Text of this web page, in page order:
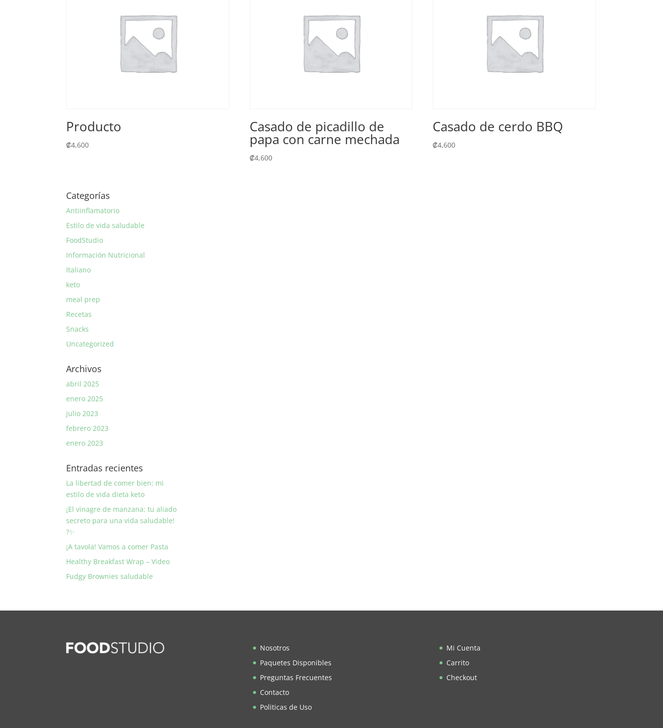
Producto
₡4,600
Casado de picadillo de
papa con carne mechada
₡4,600
Casado de cerdo BBQ
₡4,600
Categorías
Antiinflamatorio
Estilo de vida saludable
FoodStudio
Información Nutricional
Italiano
keto
meal prep
Recetas
Snacks
Uncategorized
Archivos
abril 2025
enero 2025
julio 2023
febrero 2023
enero 2023
Entradas recientes
La libertad de comer bien: mi
estilo de vida dieta keto
¡El vinagre de manzana: tu aliado
secreto para una vida saludable!
?✨
¡A tavola! Vamos a comer Pasta
Healthy Breakfast Wrap – Video
Fudgy Brownies saludable
Nosotros
Paquetes Disponibles
Preguntas Frecuentes
Contacto
Politicas de Uso
Mi Cuenta
Carrito
Checkout